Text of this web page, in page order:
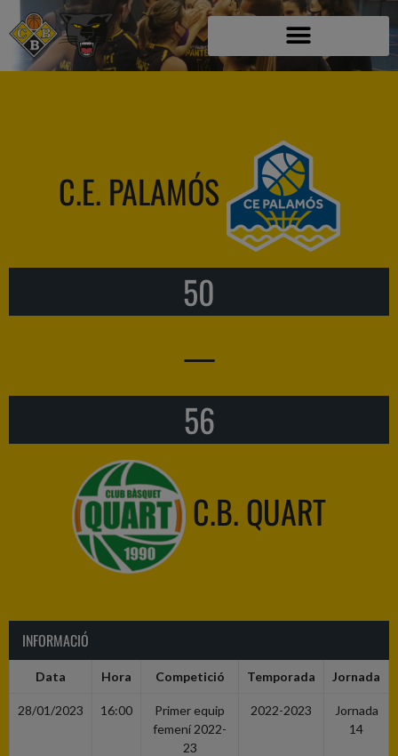
C.E. PALAMÓS
50
—
56
C.B. QUART
INFORMACIÓ
Data Hora Competició Temporada Jornada
28/01/2023 16:00
Primer equip
femení 2022-
23
2022-2023
Jornada
14